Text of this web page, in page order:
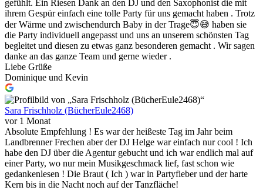
gefühlt. Ein Riesen Dank an den DJ und den Saxophonist die mit
ihrem Gespür einfach eine tolle Party für uns gemacht haben . Trotz
der Wärme und zwischendurch Baby in der Trage😇😅 haben sie
die Party individuell angepasst und uns an unserem schönsten Tag
begleitet und diesen zu etwas ganz besonderen gemacht . Wir sagen
danke an das ganze Team und gerne wieder .
Liebe Grüße
Dominique und Kevin
Sara Frischholz (BücherEule2468)
vor 1 Monat
Absolute Empfehlung ! Es war der heißeste Tag im Jahr beim
Landbrenner Frechen aber der DJ Helge war einfach nur cool ! Ich
habe den DJ über die Agentur gebucht und ich war endlich mal auf
einer Party, wo nur mein Musikgeschmack lief, fast schon wie
gedankenlesen ! Die Braut ( Ich ) war in Partyfieber und der harte
Kern bis in die Nacht noch auf der Tanzfläche!